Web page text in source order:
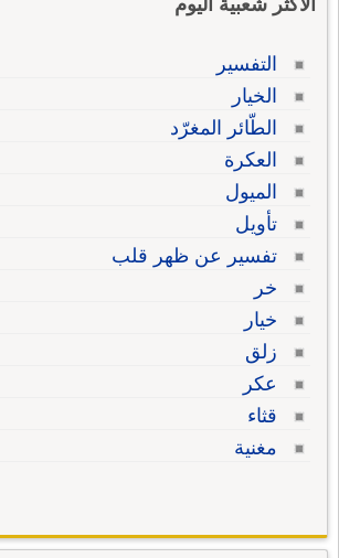
الاكثر شعبية اليوم
التفسير
الخيار
الطّائر المغرّد
العكرة
الميول
تأويل
تفسير عن ظهر قلب
خر
خيار
زلق
عكر
قثاء
مغنية